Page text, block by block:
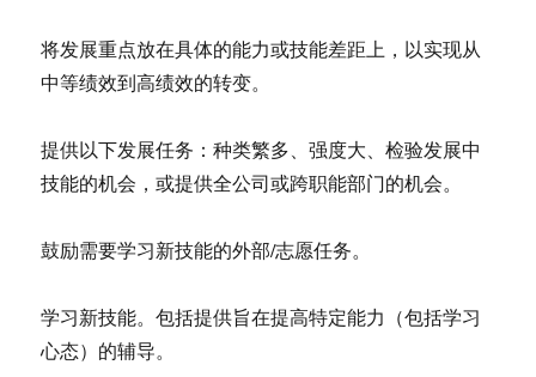
将发展重点放在具体的能力或技能差距上，以实现从
中等绩效到高绩效的转变。
提供以下发展任务：种类繁多、强度大、检验发展中
技能的机会，或提供全公司或跨职能部门的机会。
鼓励需要学习新技能的外部/志愿任务。
学习新技能。包括提供旨在提高特定能力（包括学习
心态）的辅导。